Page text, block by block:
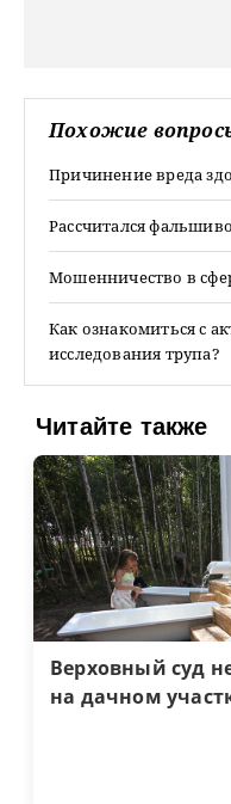
Похожие
Причинение вреда
Рассчитался
Мошенничество в
Как ознакомиться с
исследования трупа?
Читайте также
Верховный суд
на дачном